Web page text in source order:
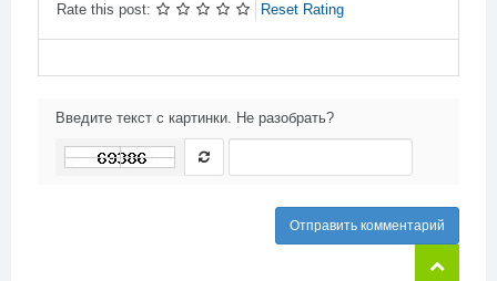
Rate this post: Reset Rating
Введите текст с картинки. Не разобрать?
Отправить комментарий